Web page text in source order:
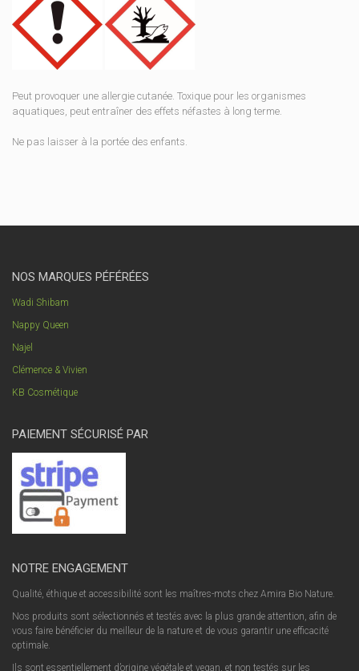
Peut provoquer une allergie cutanée. Toxique pour les organismes
aquatiques, peut entraîner des effets néfastes à long terme.
Ne pas laisser à la portée des enfants.
NOS MARQUES PÉFÉRÉES
Wadi Shibam
Nappy Queen
Najel
Clémence & Vivien
KB Cosmétique
PAIEMENT SÉCURISÉ PAR
NOTRE ENGAGEMENT
Qualité, éthique et accessibilité sont les maîtres-mots chez Amira Bio Nature.
Nos produits sont sélectionnés et testés avec la plus grande attention, afin de
vous faire bénéficier du meilleur de la nature et de vous garantir une efficacité
optimale.
Ils sont essentiellement d’origine végétale et vegan, et non testés sur les